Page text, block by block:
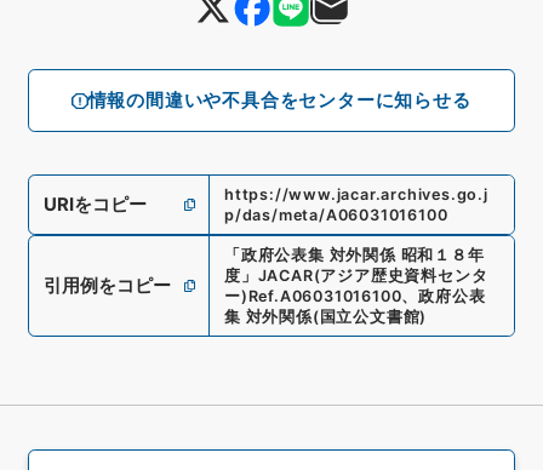
情報の間違いや不具合をセンターに知らせる
URIをコピー
https://www.jacar.archives.go.j
p/das/meta/A06031016100
引用例をコピー
「 政府公表集 対外関係 昭和１８年
度 」 JACAR(アジア歴史資料センタ
ー) Ref.A06031016100、政府公表
集 対外関係( 国立公文書館)